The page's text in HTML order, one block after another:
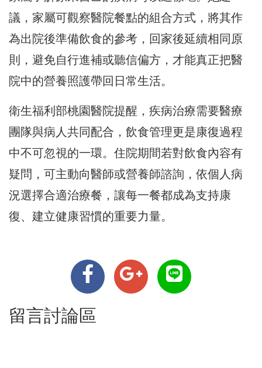
議，家屬可觀察醫院餐點的組合方式，將其作
為出院後準備飲食的參考，回家後延續相同原
則，避免自行進補或聽信偏方，才能真正把醫
院中的營養照護帶回日常生活。
衛生福利部桃園醫院提醒，疾病治療需要醫療
團隊與病人共同配合，飲食管理更是康復過程
中不可忽視的一環。住院期間若對飲食內容有
疑問，可主動向醫師或營養師諮詢，依個人病
況選擇合適治療餐，讓每一餐都成為支持康
復、建立健康習慣的重要力量。
留言討論區